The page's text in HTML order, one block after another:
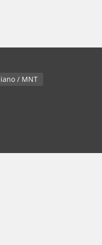
Italiano / MNT